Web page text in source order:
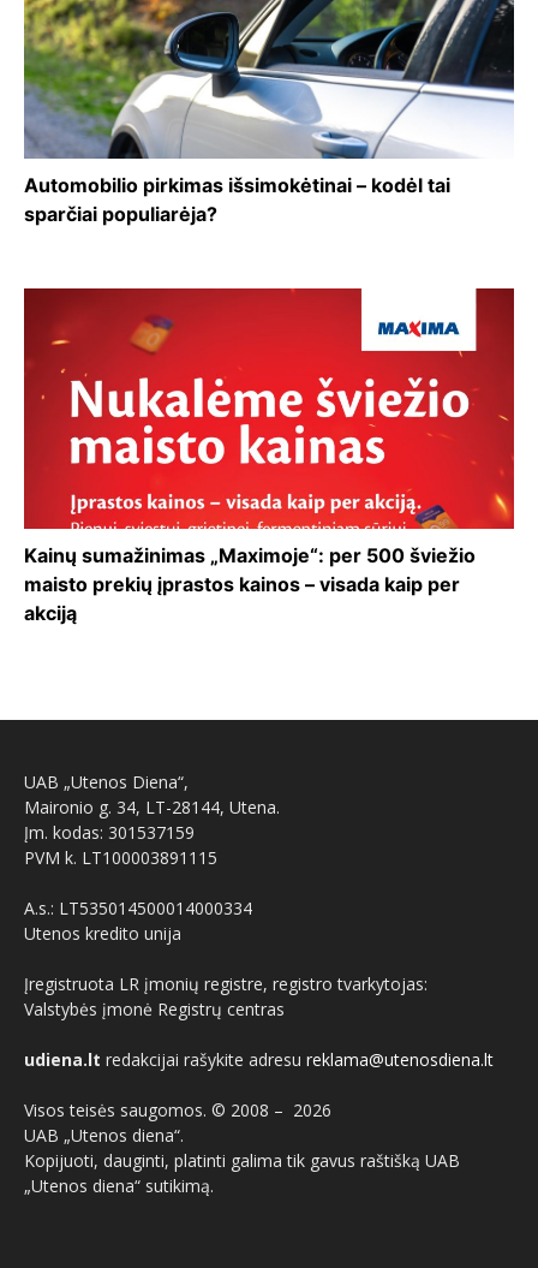
Automobilio pirkimas išsimokėtinai – kodėl tai
sparčiai populiarėja?
Kainų sumažinimas „Maximoje“: per 500 šviežio
maisto prekių įprastos kainos – visada kaip per
akciją
UAB „Utenos Diena“,
Maironio g. 34, LT-28144, Utena.
Įm. kodas: 301537159
PVM k. LT100003891115
A.s.: LT535014500014000334
Utenos kredito unija
Įregistruota LR įmonių registre, registro tvarkytojas:
Valstybės įmonė Registrų centras
udiena.lt redakcijai rašykite adresu reklama@utenosdiena.lt
Visos teisės saugomos. © 2008 – 2026
UAB „Utenos diena“.
Kopijuoti, dauginti, platinti galima tik gavus raštišką UAB
„Utenos diena“ sutikimą.